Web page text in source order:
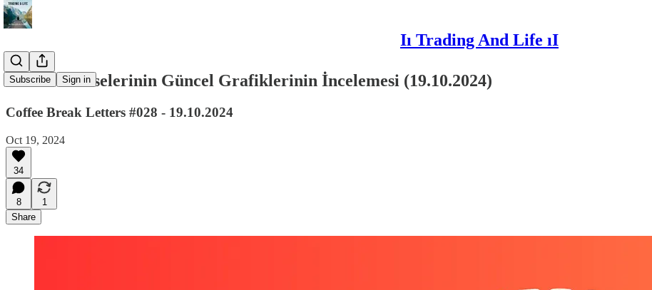
Iı Trading And Life ıI
Subscribe Sign in
#XU030 Hisselerinin Güncel Grafiklerinin İncelemesi (19.10.2024)
Coffee Break Letters #028 - 19.10.2024
Oct 19, 2024
34
8
1
Share